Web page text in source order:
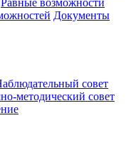
Равные возможности
Документы
совет
методический совет